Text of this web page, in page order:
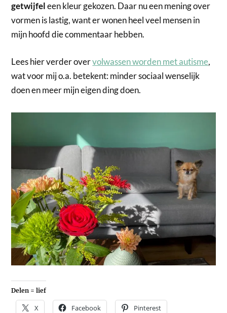
getwijfeleen kleur gekozen. Daar nu een mening over
vormen is lastig, want er wonen heel veel mensen in
mijn hoofd die commentaar hebben.
Lees hier verder overvolwassen worden met autisme,
wat voor mij o.a. betekent: minder sociaal wenselijk
doen en meer mijn eigen ding doen.
Delen = lief
X Facebook Pinterest